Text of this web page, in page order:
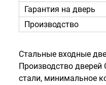
Гарантия на дверь
Производство
Стальные входные
Производство
стали, минимальное